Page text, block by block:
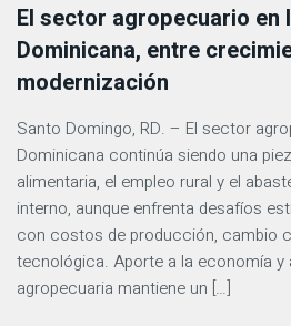
El sector agropecuario en
Dominicana, entre
modernización
Santo Domingo, RD. – El sector
Dominicana continúa siendo una
alimentaria, el empleo rural y el
interno, aunque enfrenta desafíos
con costos de producción, cambio
tecnológica. Aporte a la economía y
agropecuaria mantiene un […]